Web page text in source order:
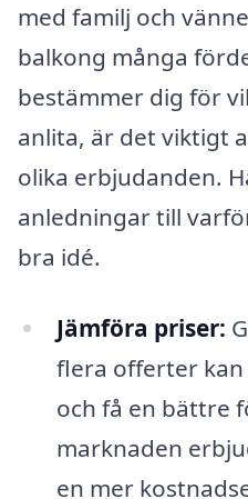
med familj och
balkong många
bestämmer dig för
anlita, är det viktigt
olika erbjudanden.
anledningar till
bra idé.
Jämföra priser:
flera offerter
och få en bättre
marknaden
en mer